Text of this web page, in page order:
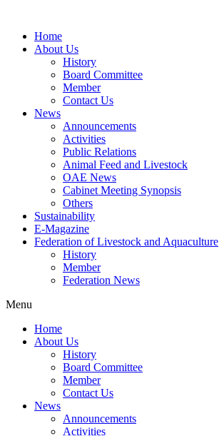
Home
About Us
History
Board Committee
Member
Contact Us
News
Announcements
Activities
Public Relations
Animal Feed and Livestock
OAE News
Cabinet Meeting Synopsis
Others
Sustainability
E-Magazine
Federation of Livestock and Aquaculture
History
Member
Federation News
Menu
Home
About Us
History
Board Committee
Member
Contact Us
News
Announcements
Activities